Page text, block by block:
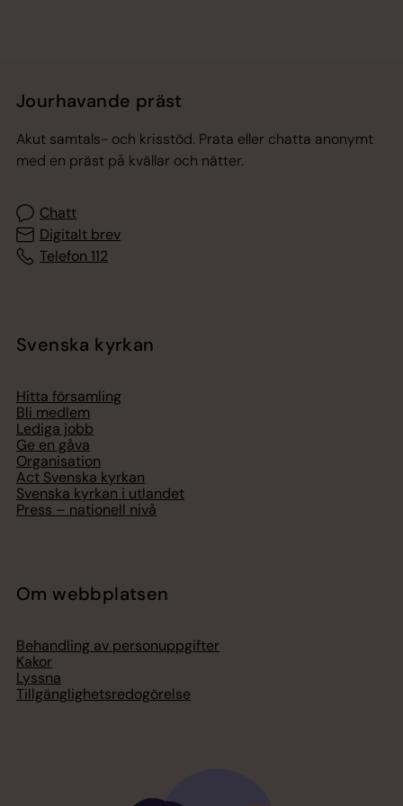
Jourhavande präst
Akut samtals- och krisstöd. Prata eller chatta anonymt
med en präst på kvällar och nätter.
Chatt
Digitalt brev
Telefon 112
Svenska kyrkan
Hitta församling
Bli medlem
Lediga jobb
Ge en gåva
Organisation
Act Svenska kyrkan
Svenska kyrkan i utlandet
Press – nationell nivå
Om webbplatsen
Behandling av personuppgifter
Kakor
Lyssna
Tillgänglighetsredogörelse